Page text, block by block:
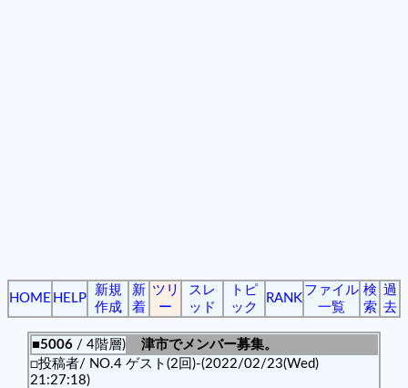
HOME HELP
新規
作成
新
着
ツリ
ー
スレ
ッド
トピ
ック
RANK
ファイル
一覧
検
索
過
去
■5006 / 4階層)
津市でメンバー募集。
□投稿者/ NO.4 ゲスト(2回)-(2022/02/23(Wed)
21:27:18)